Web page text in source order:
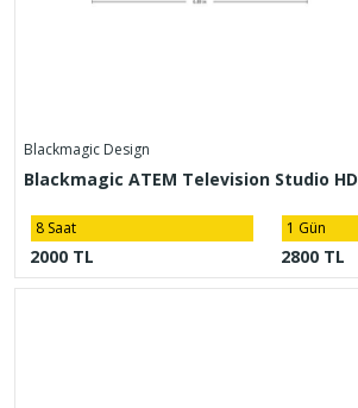
Blackmagic Design
Blackmagic ATEM Television Studio HD
8 Saat
2000 TL
1 Gün
2800 TL